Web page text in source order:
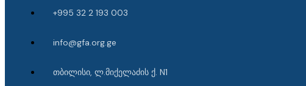
+995 32 2 193 003
info@gfa.org.ge
თბილისი, ლ.მიქელაძის ქ. N1